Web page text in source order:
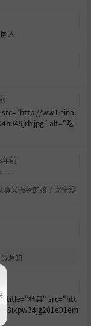
人
src="http://ww1.sinai
alt="吃
年前
……
又强势的孩子完全没
源的
title="杯具" src="htt